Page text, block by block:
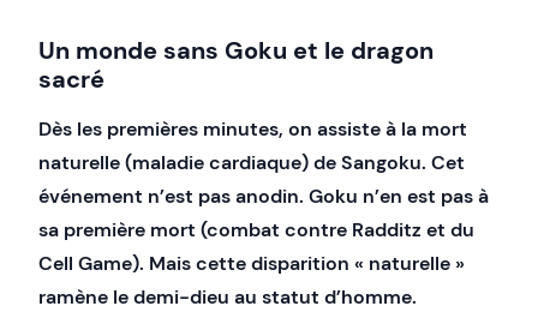
Un monde sans Goku et le dragon
sacré
Dès les premières minutes, on assiste à la mort
naturelle (maladie cardiaque) de Sangoku. Cet
événement n’est pas anodin. Goku n’en est pas à
sa première mort (combat contre Radditz et du
Cell Game). Mais cette disparition « naturelle »
ramène le demi-dieu au statut d’homme.